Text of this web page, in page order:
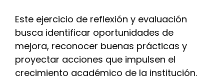
Este ejercicio de reflexión y evaluación
busca identificar oportunidades de
mejora, reconocer buenas prácticas y
proyectar acciones que impulsen el
crecimiento académico de la institución.